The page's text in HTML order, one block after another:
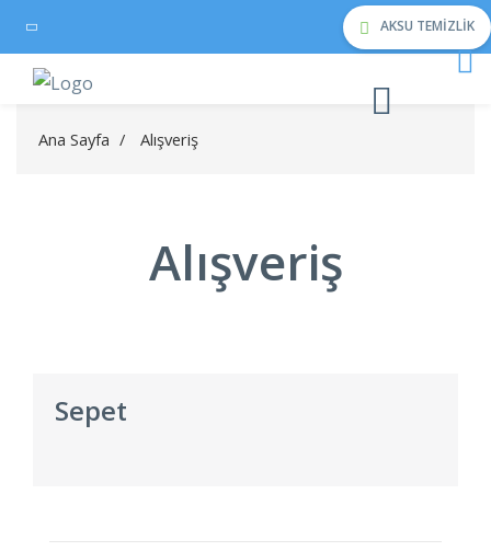
AKSU TEMIZLIK
Ana Sayfa / Alışveriş
Alışveriş
Sepet